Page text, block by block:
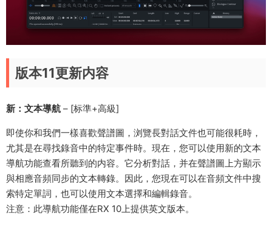
版本11更新内容
新：文本導航 – [标準+高級]
即使你和我們一樣喜歡聲譜圖，浏覽長對話文件也可能很耗時，
尤其是在尋找錄音中的特定事件時。現在，您可以使用新的文本
導航功能查看所聽到的内容。它分析對話，并在聲譜圖上方顯示
與相應音頻同步的文本轉錄。因此，您現在可以在音頻文件中搜
索特定單詞，也可以使用文本選擇和編輯錄音。
注意：此導航功能僅在RX 10上提供英文版本。